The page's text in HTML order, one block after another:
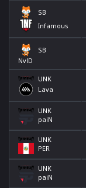
SB
Infamous
SB
NvlD
UNK
Lava
UNK
paiN
UNK
PER
UNK
paiN